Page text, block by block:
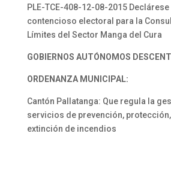
PLE-TCE-408-12-08-2015
contencioso electoral para la
Límites del Sector Manga del Cura
GOBIERNOS AUTÓNOMOS
ORDENANZA MUNICIPAL:
Cantón Pallatanga: Que regula la
servicios de prevención,
extinción de incendios